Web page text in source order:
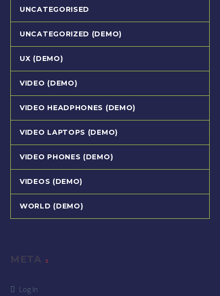
UNCATEGORISED
UNCATEGORIZED (DEMO)
UX (DEMO)
VIDEO (DEMO)
VIDEO HEADPHONES (DEMO)
VIDEO LAPTOPS (DEMO)
VIDEO PHONES (DEMO)
VIDEOS (DEMO)
WORLD (DEMO)
META
Log In